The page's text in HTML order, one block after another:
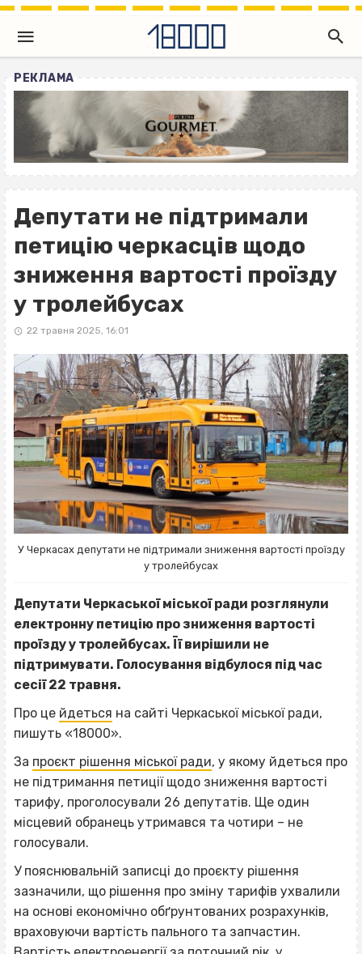
РЕКЛАМА
Депутати не підтримали
петицію черкасців щодо
зниження вартості проїзду
у тролейбусах
22 травня 2025, 16:01
У Черкасах депутати не підтримали зниження вартості проїзду
у тролейбусах
Депутати Черкаської міської ради розглянули
електронну петицію про зниження вартості
проїзду у тролейбусах. Її вирішили не
підтримувати. Голосування відбулося під час
сесії 22 травня.
Про це йдеться на сайті Черкаської міської ради,
пишуть «18000».
За проєкт рішення міської ради, у якому йдеться про
не підтримання петиції щодо зниження вартості
тарифу, проголосували 26 депутатів. Ще один
місцевий обранець утримався та чотири – не
голосували.
У пояснювальній записці до проєкту рішення
зазначили, що рішення про зміну тарифів ухвалили
на основі економічно обґрунтованих розрахунків,
враховуючи вартість пального та запчастин.